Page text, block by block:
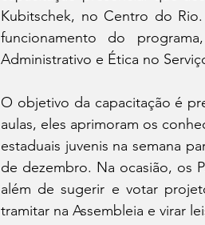
Kubitschek, no Centro do
funcionamento do
Administrativo e Ética no
O objetivo da capacitação é
aulas, eles aprimoram os
estaduais juvenis na semana
de dezembro. Na ocasião, os
além de sugerir e votar
tramitar na Assembleia e virar